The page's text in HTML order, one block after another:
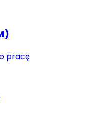
pracę